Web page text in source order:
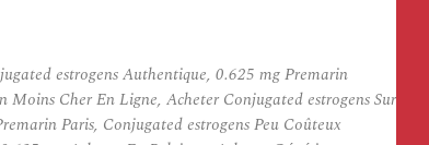
estrogens Authentique, 0.625 mg Premarin
Cher En Ligne, Acheter Conjugated estrogens Sur
Paris, Conjugated estrogens Peu Coûteux